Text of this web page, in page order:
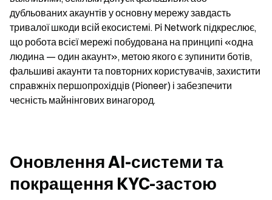
дубльованих акаунтів у основну мережу завдасть
тривалої шкоди всій екосистемі. Pi Network підкреслює,
що робота всієї мережі побудована на принципі «одна
людина — один акаунт», метою якого є зупинити ботів,
фальшиві акаунти та повторних користувачів, захистити
справжніх першопрохідців (Pioneer) і забезпечити
чесність майнінгових винагород.
Оновлення AI-системи та
покращення KYC-застою